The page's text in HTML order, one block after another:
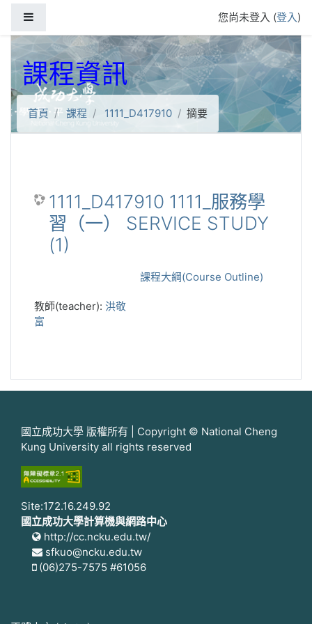
您尚未登入 (登入)
課程資訊
首頁 課程 1111_D417910 摘要
1111_D417910 1111_服務學
習（一） SERVICE STUDY
(1)
課程大綱(Course Outline)
教師(teacher): 洪敬
富
國立成功大學 版權所有 | Copyright © National Cheng
Kung University all rights reserved
Site:172.16.249.92
國立成功大學計算機與網路中心
http://cc.ncku.edu.tw/
sfkuo@ncku.edu.tw
(06)275-7575 #61056